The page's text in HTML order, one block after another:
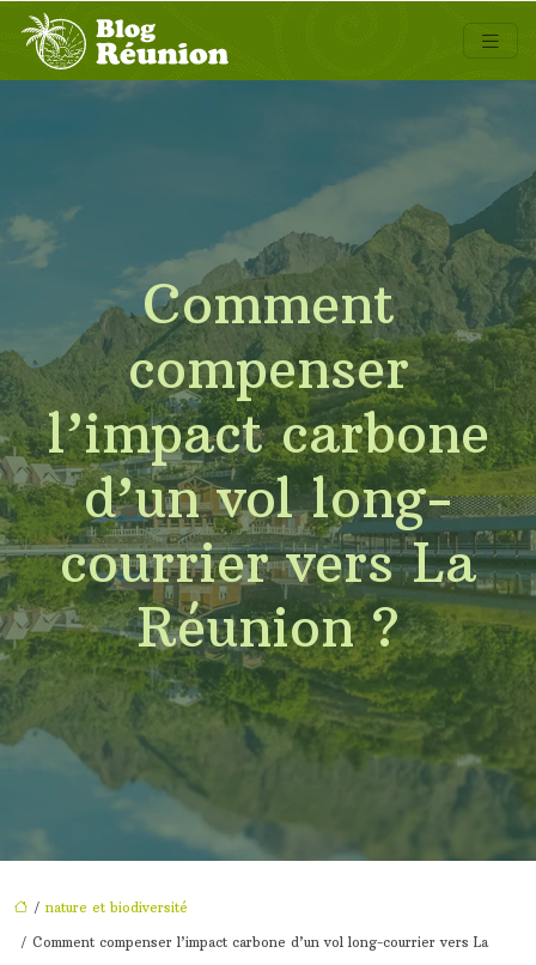
Comment
compenser
l’impact carbone
d’un vol long-
courrier vers La
Réunion ?
/ nature et biodiversité
/ Comment compenser l’impact carbone d’un vol long-courrier vers La